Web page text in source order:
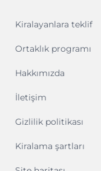
Kiralayanlara teklif
Ortaklık programı
Hakkımızda
İletişim
Gizlilik politikası
Kiralama şartları